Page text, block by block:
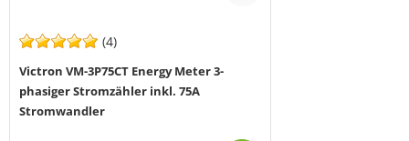
(4)
Victron VM-3P75CT Energy Meter 3-
phasiger Stromzähler inkl. 75A
Stromwandler